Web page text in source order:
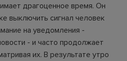
драгоценное время. Он
выключить сигнал человек
на уведомления -
- и часто продолжает
их. В результате утро